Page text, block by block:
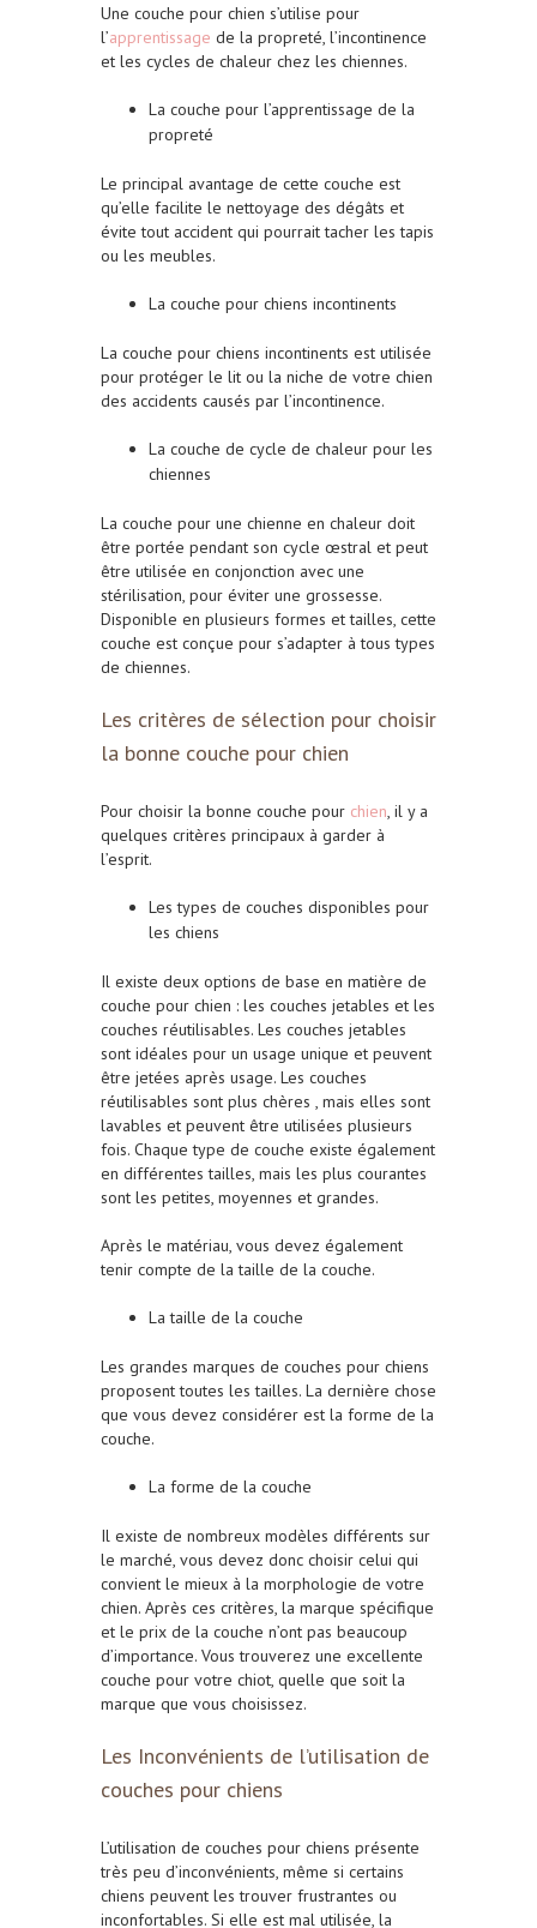
Une couche pour chien s’utilise pour
l’apprentissage de la propreté, l’incontinence
et les cycles de chaleur chez les chiennes.
La couche pour l’apprentissage de la
propreté
Le principal avantage de cette couche est
qu’elle facilite le nettoyage des dégâts et
évite tout accident qui pourrait tacher les tapis
ou les meubles.
La couche pour chiens incontinents
La couche pour chiens incontinents est utilisée
pour protéger le lit ou la niche de votre chien
des accidents causés par l’incontinence.
La couche de cycle de chaleur pour les
chiennes
La couche pour une chienne en chaleur doit
être portée pendant son cycle œstral et peut
être utilisée en conjonction avec une
stérilisation, pour éviter une grossesse.
Disponible en plusieurs formes et tailles, cette
couche est conçue pour s’adapter à tous types
de chiennes.
Les critères de sélection pour choisir
la bonne couche pour chien
Pour choisir la bonne couche pour chien , il y a
quelques critères principaux à garder à
l’esprit.
Les types de couches disponibles pour
les chiens
Il existe deux options de base en matière de
couche pour chien : les couches jetables et les
couches réutilisables. Les couches jetables
sont idéales pour un usage unique et peuvent
être jetées après usage. Les couches
réutilisables sont plus chères , mais elles sont
lavables et peuvent être utilisées plusieurs
fois. Chaque type de couche existe également
en différentes tailles, mais les plus courantes
sont les petites, moyennes et grandes.
Après le matériau, vous devez également
tenir compte de la taille de la couche.
La taille de la couche
Les grandes marques de couches pour chiens
proposent toutes les tailles. La dernière chose
que vous devez considérer est la forme de la
couche.
La forme de la couche
Il existe de nombreux modèles différents sur
le marché, vous devez donc choisir celui qui
convient le mieux à la morphologie de votre
chien. Après ces critères, la marque spécifique
et le prix de la couche n’ont pas beaucoup
d’importance. Vous trouverez une excellente
couche pour votre chiot, quelle que soit la
marque que vous choisissez.
Les Inconvénients de l’utilisation de
couches pour chiens
L’utilisation de couches pour chiens présente
très peu d’inconvénients, même si certains
chiens peuvent les trouver frustrantes ou
inconfortables. Si elle est mal utilisée, la